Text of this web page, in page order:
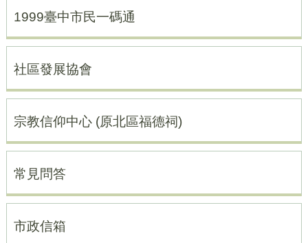
1999臺中市民一碼通
社區發展協會
宗教信仰中心 (原北區福德祠)
常見問答
市政信箱